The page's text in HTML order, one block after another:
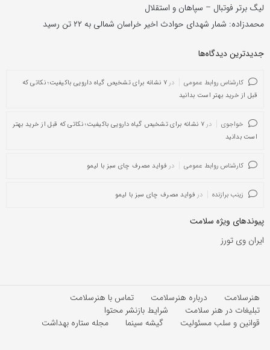
لیگ برتر فوتبال – سپاهان و استقلال
محمدزاده: شمار شهدای حوادث اخیر خراسان شمالی به ۲۲ تن رسید
جدیدترین دیدگاه‌‌ها
کارشناس روابط عمومی در
۷ نشانه برای تشخیص گیاه دارویی باکیفیت؛ نکاتی که
قبل از خرید بهتر است بدانید
خواجوی در
۷ نشانه برای تشخیص گیاه دارویی باکیفیت؛ نکاتی که قبل از خرید بهتر
است بدانید
کارشناس روابط عمومی در فواید مصرف چای سبز با لیمو
زینب برازنده در فواید مصرف چای سبز با لیمو
پیوندهای ویژه سلامت
ایران وی تورز
هنرسلامت درباره هنرسلامت
تماس با هنرسلامت
تبلیغات در هنر سلامت
شرایط بازنشر محتوا
قوانین و سلب مسئولیت
گیشه سینما مجله ستاره بهداشت